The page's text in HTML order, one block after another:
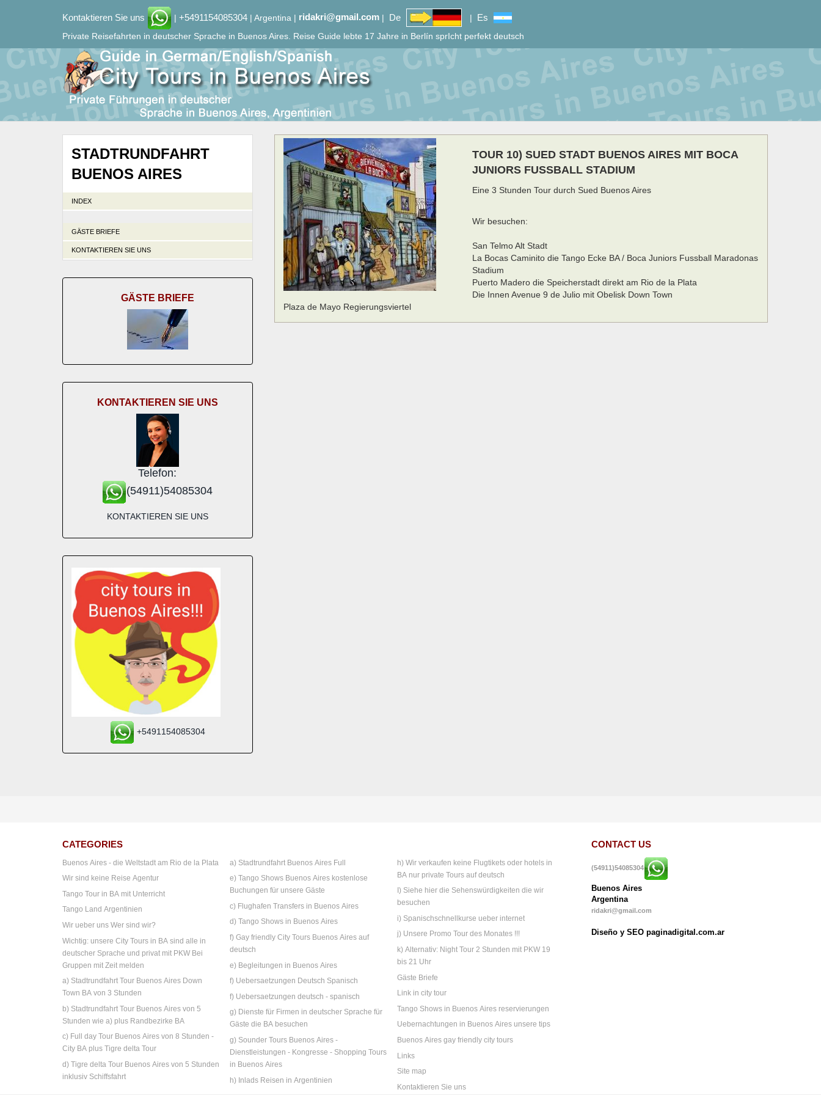
Kontaktieren Sie uns | +5491154085304 | Argentina | ridakri@gmail.com | De | Es
Private Reisefahrten in deutscher Sprache in Buenos Aires. Reise Guide lebte 17 Jahre in Berlín sprIcht perfekt deutsch
TOUR 10) SUED STADT BUENOS AIRES MIT BOCA
JUNIORS FUSSBALL STADIUM
Eine 3 Stunden Tour durch Sued Buenos Aires
Wir besuchen:
San Telmo Alt Stadt
La Bocas Caminito die Tango Ecke BA / Boca Juniors Fussball Maradonas
Stadium
Puerto Madero die Speicherstadt direkt am Rio de la Plata
Die Innen Avenue 9 de Julio mit Obelisk Down Town
Plaza de Mayo Regierungsviertel
STADTRUNDFAHRT
BUENOS AIRES
INDEX
GÄSTE BRIEFE
KONTAKTIEREN SIE UNS
GÄSTE BRIEFE
KONTAKTIEREN SIE UNS
Telefon:
(54911)54085304
KONTAKTIEREN SIE UNS
+5491154085304
CATEGORIES
Buenos Aires - die Weltstadt am Rio de la Plata
Wir sind keine Reise Agentur
Tango Tour in BA mit Unterricht
Tango Land Argentinien
Wir ueber uns Wer sind wir?
Wichtig: unsere City Tours in BA sind alle in
deutscher Sprache und privat mit PKW Bei
Gruppen mit Zeit melden
a) Stadtrundfahrt Tour Buenos Aires Down
Town BA von 3 Stunden
b) Stadtrundfahrt Tour Buenos Aires von 5
Stunden wie a) plus Randbezirke BA
c) Full day Tour Buenos Aires von 8 Stunden -
City BA plus Tigre delta Tour
d) Tigre delta Tour Buenos Aires von 5 Stunden
inklusiv Schiffsfahrt
a) Stadtrundfahrt Buenos Aires Full
e) Tango Shows Buenos Aires kostenlose
Buchungen für unsere Gäste
c) Flughafen Transfers in Buenos Aires
d) Tango Shows in Buenos Aires
f) Gay friendly City Tours Buenos Aires auf
deutsch
e) Begleitungen in Buenos Aires
f) Uebersaetzungen Deutsch Spanisch
f) Uebersaetzungen deutsch - spanisch
g) Dienste für Firmen in deutscher Sprache für
Gäste die BA besuchen
g) Sounder Tours Buenos Aires -
Dienstleistungen - Kongresse - Shopping Tours
in Buenos Aires
h) Inlads Reisen in Argentinien
h) Wir verkaufen keine Flugtikets oder hotels in
BA nur private Tours auf deutsch
I) Siehe hier die Sehenswürdigkeiten die wir
besuchen
i) Spanischschnellkurse ueber internet
j) Unsere Promo Tour des Monates !!!
k) Alternativ: Night Tour 2 Stunden mit PKW 19
bis 21 Uhr
Gäste Briefe
Link in city tour
Tango Shows in Buenos Aires reservierungen
Uebernachtungen in Buenos Aires unsere tips
Buenos Aires gay friendly city tours
Links
Site map
Kontaktieren Sie uns
CONTACT US
(54911)54085304
Buenos Aires
Argentina
ridakri@gmail.com
Diseño y SEO paginadigital.com.ar